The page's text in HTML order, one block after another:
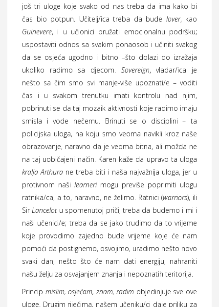
još tri uloge koje svako od nas treba da ima kako bi
čas bio potpun. Učitelj/ica treba da bude lover, kao
Guinevere, i u učionici pružati emocionalnu podršku;
uspostaviti odnos sa svakim ponaosob i učiniti svakog
da se osjeća ugodno i bitno –što dolazi do izražaja
ukoliko radimo sa djecom. Sovereign, vladar/ica je
nešto sa čim smo svi manje-više upoznati/e – voditi
čas i u svakom trenutku imati kontrolu nad njim,
pobrinuti se da taj mozaik aktivnosti koje radimo imaju
smisla i vode nečemu. Brinuti se o disciplini – ta
policijska uloga, na koju smo veoma navikli kroz naše
obrazovanje, naravno da je veoma bitna, ali možda ne
na taj uobičajeni način. Karen kaže da upravo ta uloga
kralja Arthura ne treba biti i naša najvažnija uloga, jer u
protivnom naši learnerimogu previše poprimiti ulogu
ratnika/ca, a to, naravno, ne želimo. Ratnici (warriors), ili
SirLancelot u spomenutoj priči, treba da budemo i mi i
naši učenici/e; treba da se jako trudimo da to vrijeme
koje provodimo zajedno bude vrijeme koje će nam
pomoći da postignemo, osvojimo, uradimo nešto novo
svaki dan, nešto što će nam dati energiju, nahraniti
našu želju za osvajanjem znanja i nepoznatih teritorija.
Princip mislim, osjećam, znam, radim objedinjuje sve ove
uloge. Drugim riječima, našem učeniku/ci daje priliku za